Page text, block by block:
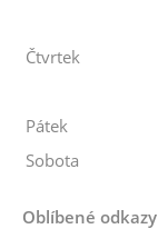
Čtvrtek
Pátek
Sobota
Oblíbené odkazy